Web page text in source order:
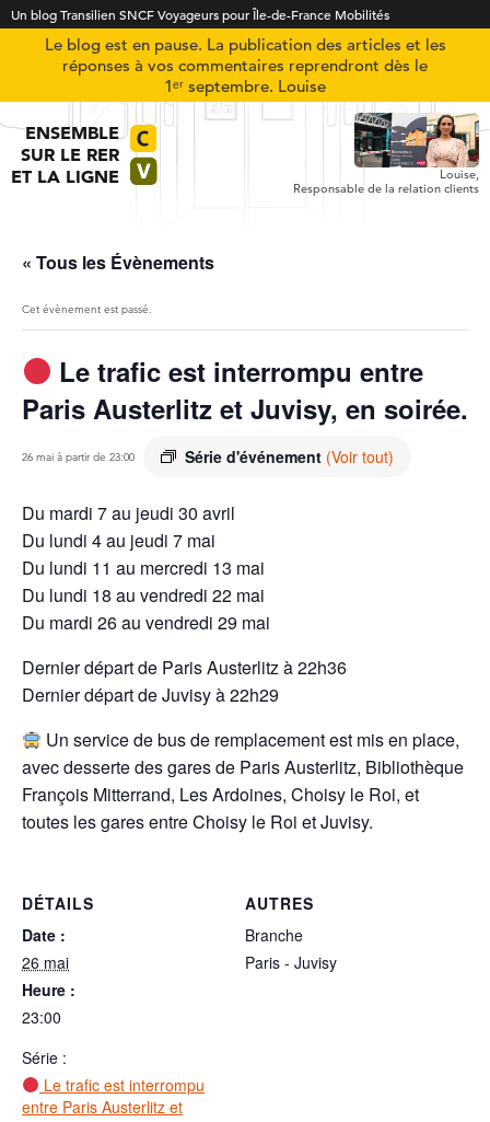
Un blog Transilien SNCF Voyageurs pour Île-de-France Mobilités
Le blog est en pause. La publication des articles et les
réponses à vos commentaires reprendront dès le
1ᵉʳ septembre. Louise
ENSEMBLE
SUR LE RER
ET LA LIGNE
Louise,
Responsable de la relation clients
« Tous les Évènements
Cet évènement est passé.
Le trafic est interrompu entre
Paris Austerlitz et Juvisy, en soirée.
26 mai à partir de 23:00 Série d'événement (Voir tout)
Du mardi 7 au jeudi 30 avril
Du lundi 4 au jeudi 7 mai
Du lundi 11 au mercredi 13 mai
Du lundi 18 au vendredi 22 mai
Du mardi 26 au vendredi 29 mai
Dernier départ de Paris Austerlitz à 22h36
Dernier départ de Juvisy à 22h29
Un service de bus de remplacement est mis en place,
avec desserte des gares de Paris Austerlitz, Bibliothèque
François Mitterrand, Les Ardoines, Choisy le Roi, et
toutes les gares entre Choisy le Roi et Juvisy.
DÉTAILS
Date :
26 mai
Heure :
23:00
Série :
Le trafic est interrompu
entre Paris Austerlitz et
AUTRES
Branche
Paris - Juvisy